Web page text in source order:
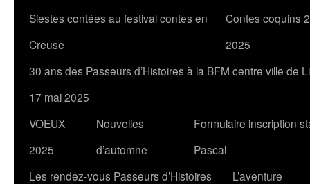
Siestes contées au festival contes en
Creuse
Contes coquins
2025
30 ans des Passeurs d’Histoires à la BFM centre ville de
17 mai 2025
VOEUX
2025
Nouvelles
d’automne
Formulaire inscription
Pascal
Les rendez-vous Passeurs d’Histoires
L’aventure